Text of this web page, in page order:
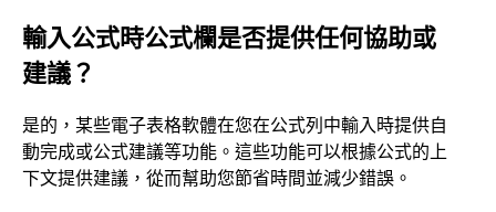
輸入公式時公式欄是否提供任何協助或
建議？
是的，某些電子表格軟體在您在公式列中輸入時提供自
動完成或公式建議等功能。這些功能可以根據公式的上
下文提供建議，從而幫助您節省時間並減少錯誤。